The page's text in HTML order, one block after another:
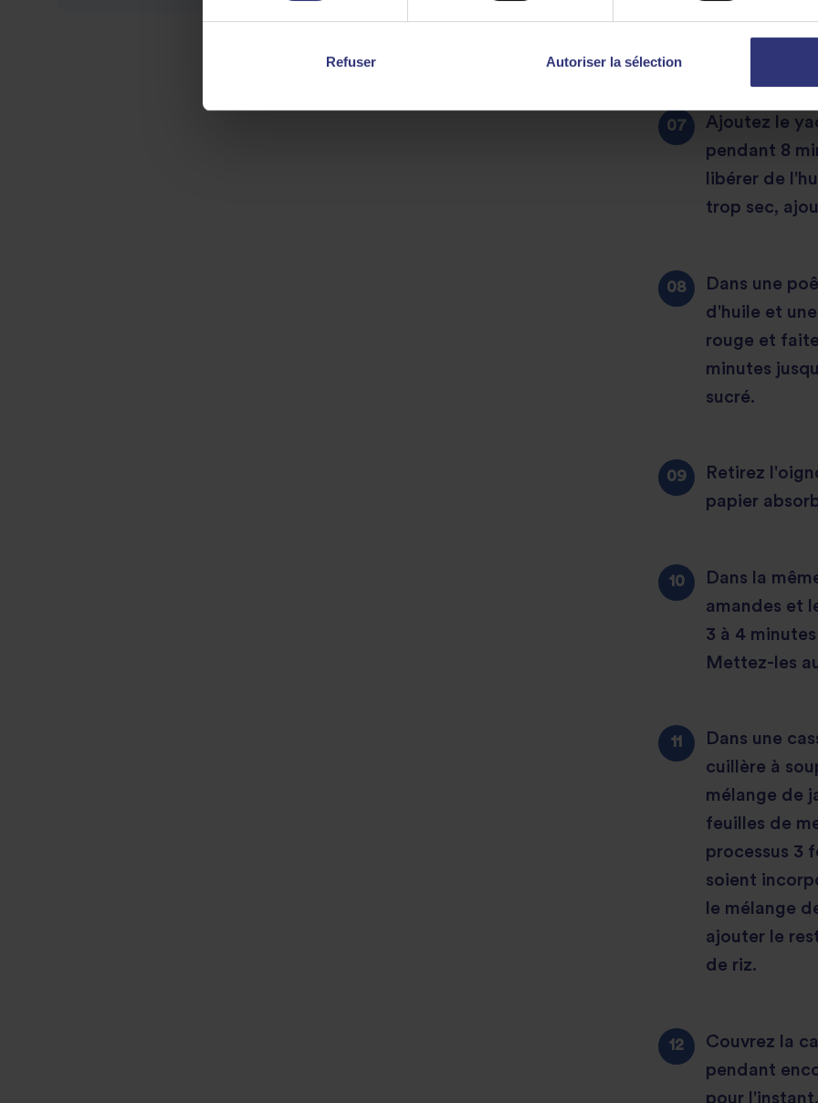
Refuser Autoriser la sélection
: curcuma
Ajoutez le
pendant 8
libérer de
trop sec,
Dans une
d'huile et
rouge et
minutes
sucré.
Retirez
papier
Dans la
amandes et
3 à 4
Mettez-les
Dans une
cuillère à
mélange de
feuilles de
processus 3
soient
le mélange
ajouter le
de riz.
Couvrez la
pendant
pour